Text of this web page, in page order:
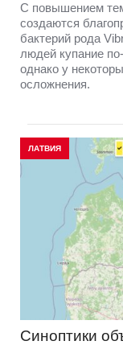
С повышением
создаются
бактерий рода
людей купание
однако у
осложнения.
ЛАТВИЯ
Синоптики